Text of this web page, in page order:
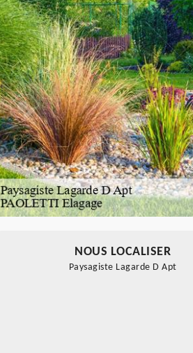
NOUS LOCALISER
Paysagiste Lagarde D Apt